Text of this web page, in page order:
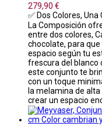
279,90 €
✅ Dos Colores,
La Composición
entre dos colores,
chocolate, para
espacio según tu
frescura del blanco
este conjunto te
con un toque
la melamina de
crear un espacio